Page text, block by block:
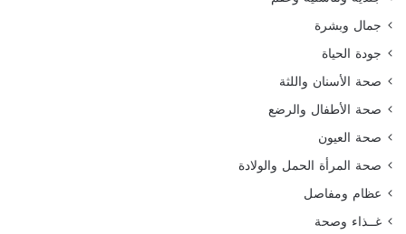
جمال وبشرة
جودة الحياة
صحة الأسنان واللثة
صحة الأطفال والرضع
صحة العيون
صحة المرأة الحمل والولادة
عظام ومفاصل
غــذاء وصحة